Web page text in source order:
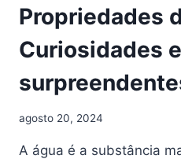
Propriedades
Curiosidades
agosto 20, 2024
A água é a substância